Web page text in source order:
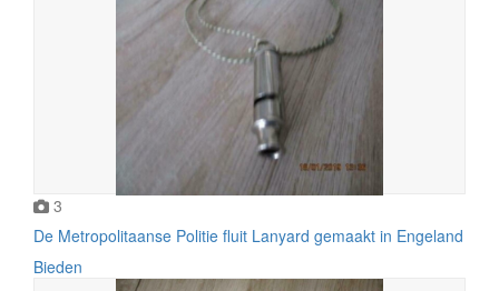
3
De Metropolitaanse Politie fluit Lanyard gemaakt in Engeland
Bieden